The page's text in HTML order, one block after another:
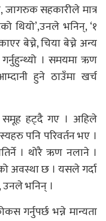
जागरुक सहकारीले मात्र
थियो’,उनले भनिन्, ‘१
बेच्ने, चिया बेच्ने अन्य
गर्नुहुन्थ्यो । समयमा ऋण
हुने ठाउँमा खर्च
समूह हट्दै गए । अहिले
पनि परिवर्तन भए ।
। थोरै ऋण नलाने ।
अवस्था छ । यसले गर्दा
उनले भनिन् ।
गर्नुपर्छ भन्ने मान्यता